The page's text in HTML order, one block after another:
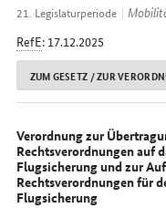
21. Legislaturperiode
RefE: 17.12.2025
ZUM GESETZ / ZUR
Verordnung zur
Rechtsverordnungen auf
Flugsicherung und zur
Rechtsverordnungen für
Flugsicherung